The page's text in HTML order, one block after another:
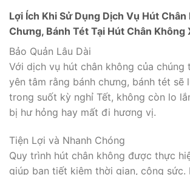
Lợi Ích Khi Sử Dụng Dịch Vụ Hút Chân
Chưng, Bánh Tét Tại Hút Chân Không
Bảo Quản Lâu Dài
Với dịch vụ hút chân không của chúng
yên tâm rằng bánh chưng, bánh tét sẽ
trong suốt kỳ nghỉ Tết, không còn lo
bị hư hỏng hay mất đi hương vị.
Tiện Lợi và Nhanh Chóng
Quy trình hút chân không được thực
giúp bạn tiết kiệm thời gian, công sức.